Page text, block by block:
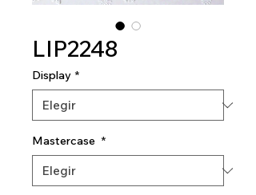
LIP2248
Display *
Mastercase *